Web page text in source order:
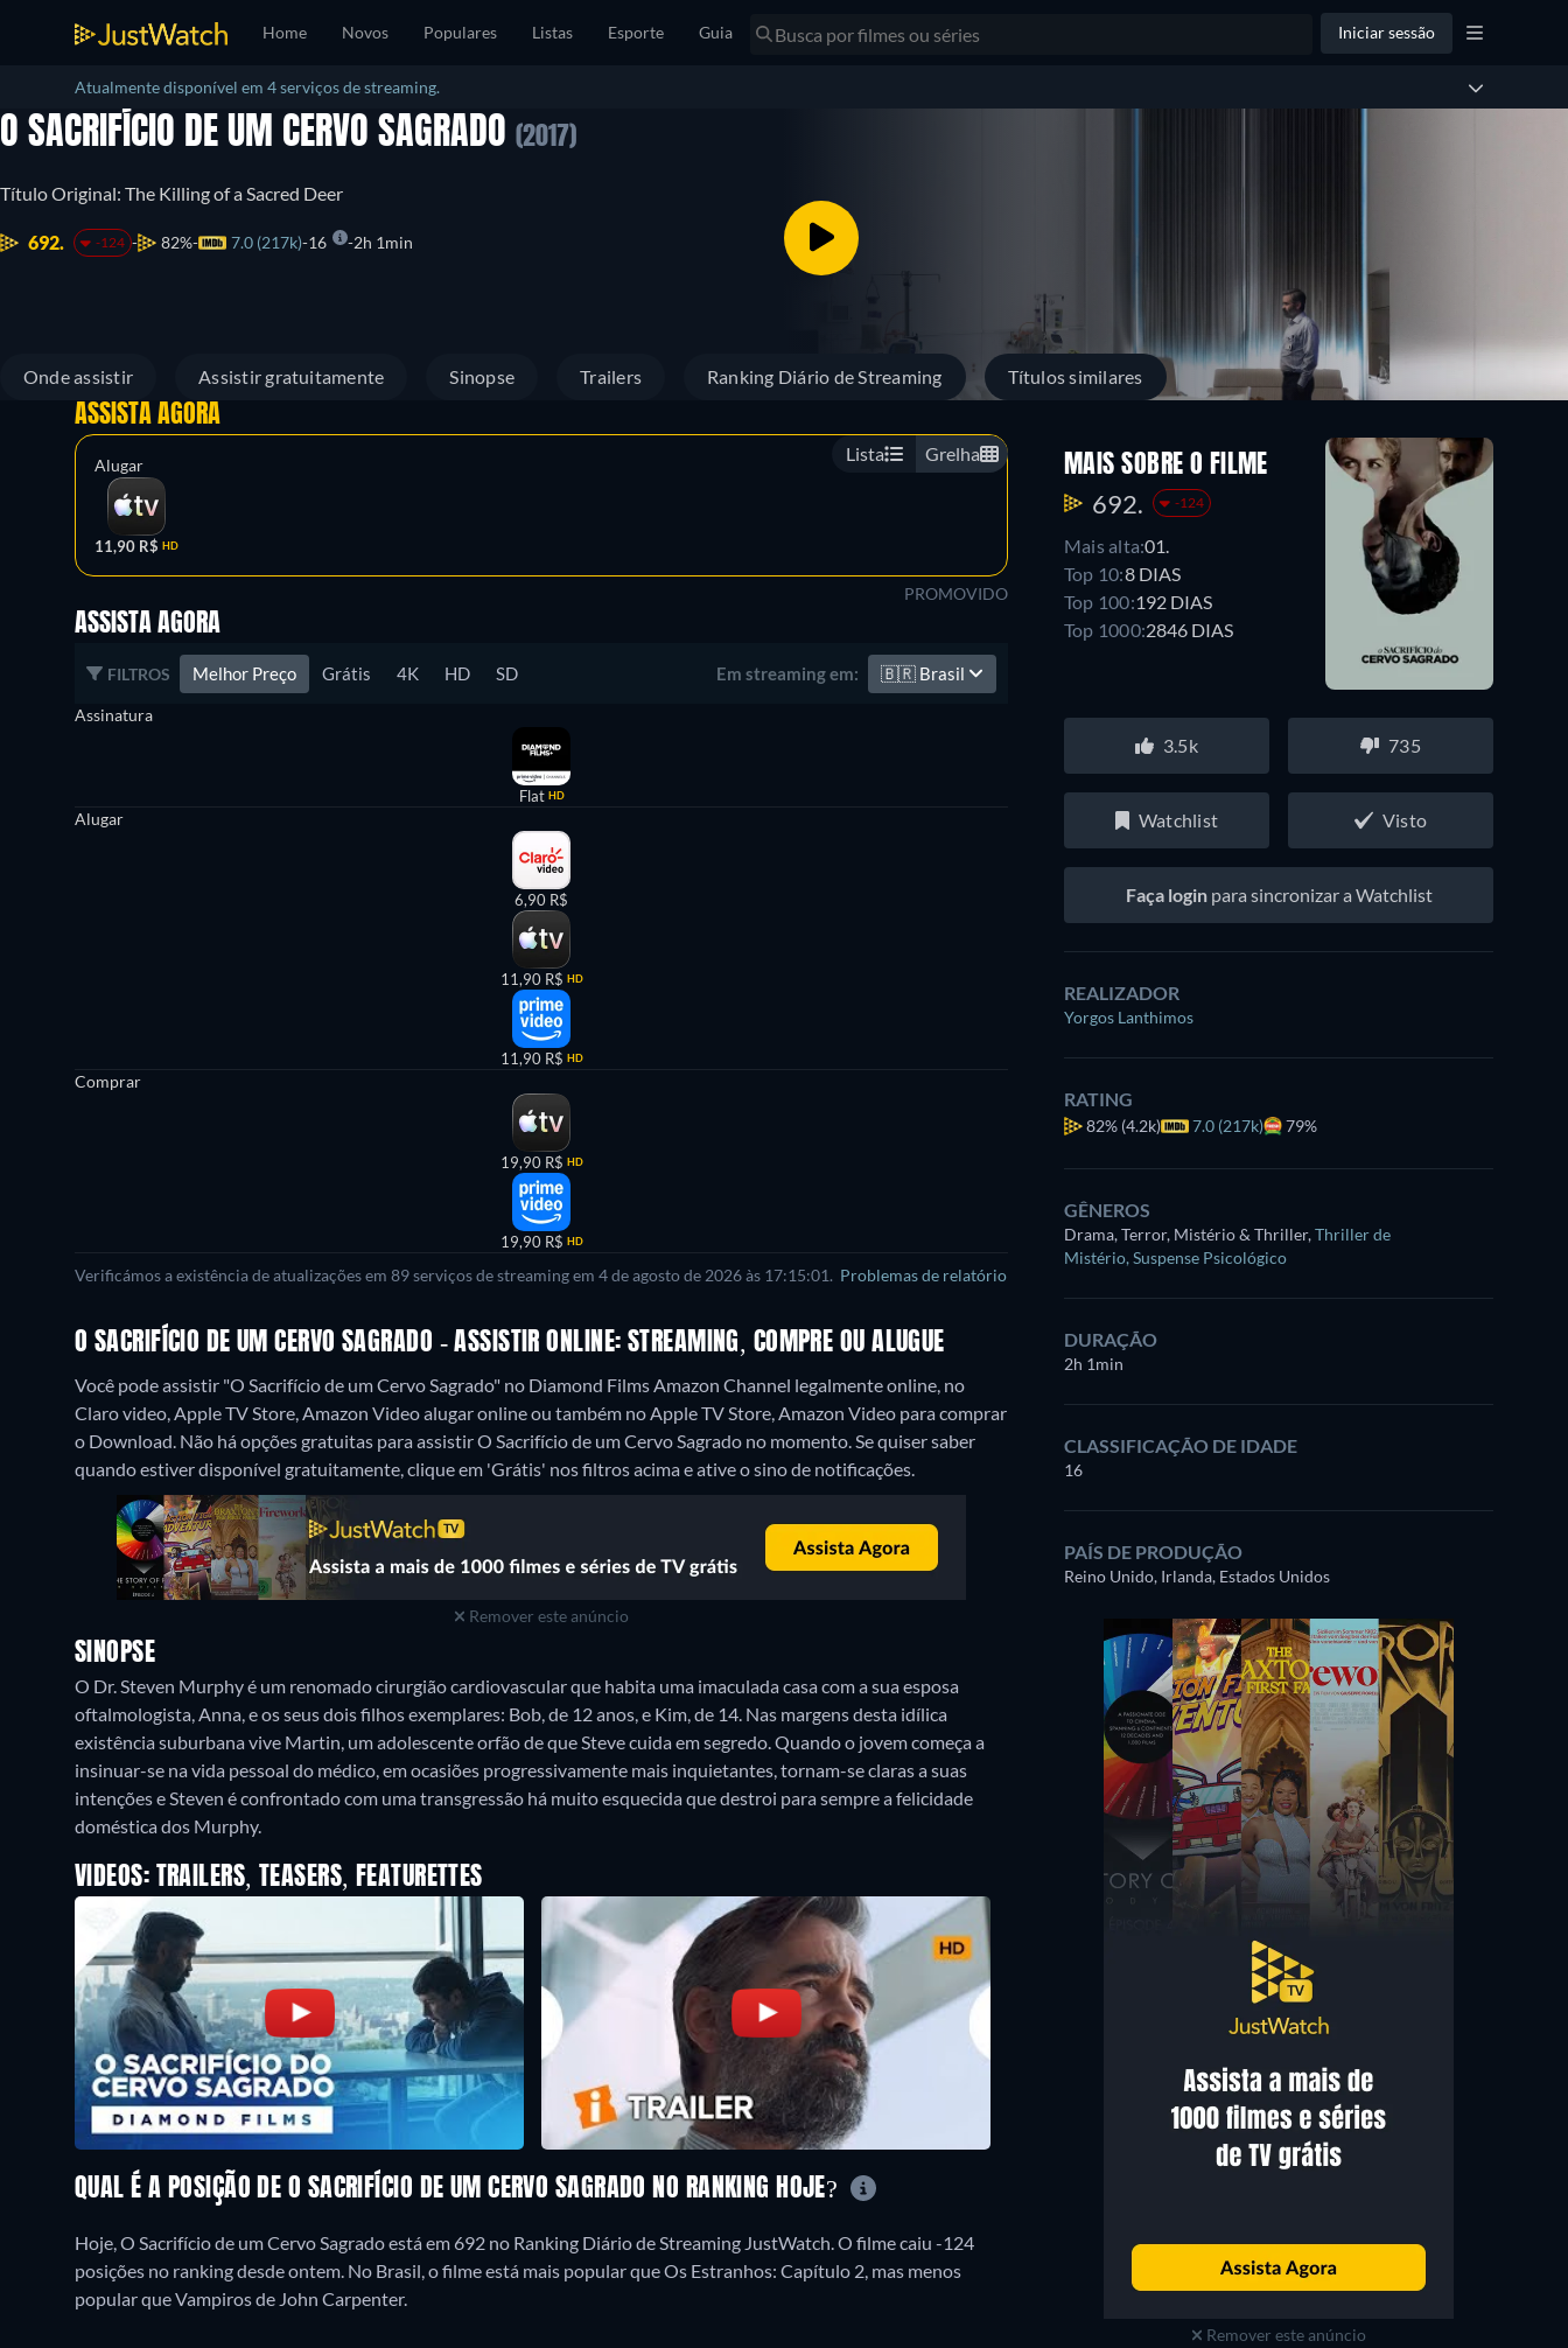
Home Novos Populares Listas Esporte Guia Iniciar sessão
Atualmente disponível em 4 serviços de streaming.
O SACRIFÍCIO DE UM CERVO SAGRADO (2017)
Título Original: The Killing of a Sacred Deer
692. -124 82% 7.0 (217k) 16 2h 1min
Onde assistir Assistir gratuitamente Sinopse Trailers Ranking Diário de Streaming Títulos similares
Lista Grelha
ASSISTA AGORA
Alugar
11,90 R$ HD
PROMOVIDO
ASSISTA AGORA
FILTROS Melhor Preço Grátis 4K HD SD Em streaming em: 🇧🇷 Brasil
Assinatura
Flat HD
Alugar
6,90 R$
11,90 R$ HD
11,90 R$ HD
Comprar
19,90 R$ HD
19,90 R$ HD
Verificámos a existência de atualizações em 89 serviços de streaming em 4 de agosto de 2026 às 17:15:01. Problemas de relatório
O SACRIFÍCIO DE UM CERVO SAGRADO - ASSISTIR ONLINE: STREAMING, COMPRE OU ALUGUE
Você pode assistir "O Sacrifício de um Cervo Sagrado" no Diamond Films Amazon Channel legalmente online, no
Claro video, Apple TV Store, Amazon Video alugar online ou também no Apple TV Store, Amazon Video para comprar
o Download. Não há opções gratuitas para assistir O Sacrifício de um Cervo Sagrado no momento. Se quiser saber
quando estiver disponível gratuitamente, clique em 'Grátis' nos filtros acima e ative o sino de notificações.
Remover este anúncio
SINOPSE
O Dr. Steven Murphy é um renomado cirurgião cardiovascular que habita uma imaculada casa com a sua esposa
oftalmologista, Anna, e os seus dois filhos exemplares: Bob, de 12 anos, e Kim, de 14. Nas margens desta idílica
existência suburbana vive Martin, um adolescente orfão de que Steve cuida em segredo. Quando o jovem começa a
insinuar-se na vida pessoal do médico, em ocasiões progressivamente mais inquietantes, tornam-se claras a suas
intenções e Steven é confrontado com uma transgressão há muito esquecida que destroi para sempre a felicidade
doméstica dos Murphy.
VIDEOS: TRAILERS, TEASERS, FEATURETTES
MAIS SOBRE O FILME
692. -124
Mais alta:01.
Top 10:8 DIAS
Top 100:192 DIAS
Top 1000:2846 DIAS
3.5k 735
Watchlist Visto
Faça loginpara sincronizar a Watchlist
REALIZADOR
Yorgos Lanthimos
RATING
82% (4.2k) 7.0 (217k) 79%
GÊNEROS
Drama, Terror, Mistério & Thriller,Thriller de
Mistério, Suspense Psicológico
DURAÇÃO
2h 1min
CLASSIFICAÇÃO DE IDADE
16
PAÍS DE PRODUÇÃO
Reino Unido, Irlanda, Estados Unidos
Remover este anúncio
QUAL É A POSIÇÃO DE O SACRIFÍCIO DE UM CERVO SAGRADO NO RANKING HOJE?
Hoje, O Sacrifício de um Cervo Sagrado está em 692 no Ranking Diário de Streaming JustWatch. O filme caiu -124
posições no ranking desde ontem. No Brasil, o filme está mais popular que Os Estranhos: Capítulo 2, mas menos
popular que Vampiros de John Carpenter.